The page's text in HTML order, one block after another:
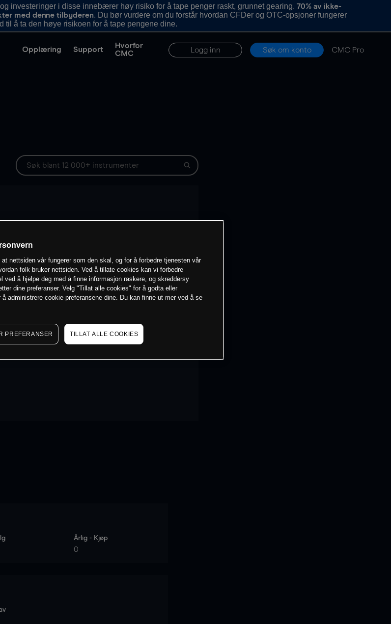
investeringer i disse innebærer høy risiko for å tape penger raskt, grunnet gearing.70% av ikke-
med denne tilbyderen. Du bør vurdere om du forstår hvordan CFDer og OTC-opsjoner fungerer
til å ta den høye risikoen for å tape pengene dine.
Opplæring Support
Hvorfor
CMC
Logg inn Søk om konto CMC Pro
Årlig - Kjøp
0
nettsiden vår fungerer som den skal, og for å forbedre tjenesten vår
folk bruker nettsiden. Ved å tillate cookies kan vi forbedre
ved å hjelpe deg med å finne informasjon raskere, og skreddersy
dine preferanser. Velg "Tillat alle cookies" for å godta eller
administrere cookie-preferansene dine. Du kan finne ut mer ved å se
PREFERANSER TILLAT ALLE COOKIES